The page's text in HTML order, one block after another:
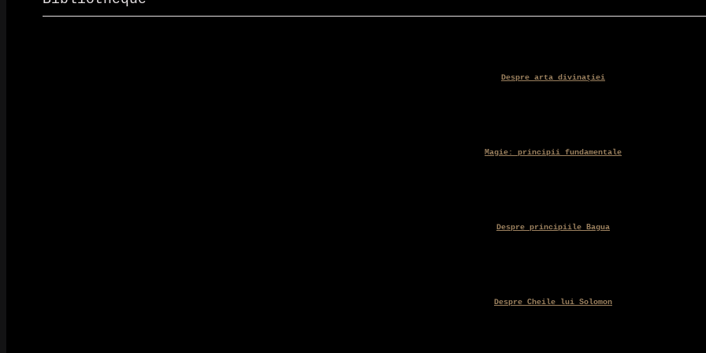
Despre arta divinației
Magie: principii fundamentale
Despre principiile Bagua
Despre Cheile lui Solomon